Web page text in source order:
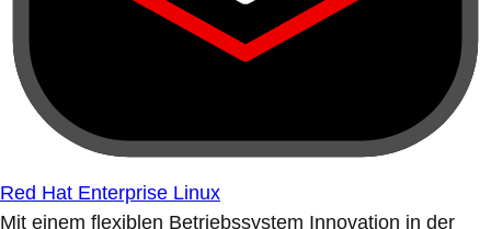
Red Hat Enterprise Linux
Mit einem flexiblen Betriebssystem Innovation in der